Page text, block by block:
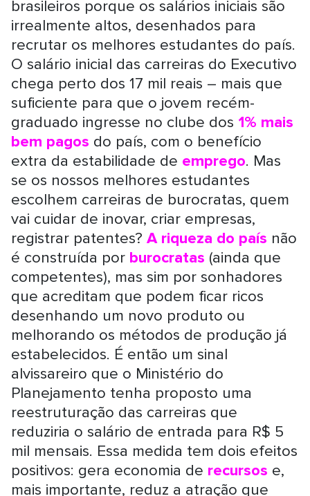
brasileiros porque os salários iniciais são
irrealmente altos, desenhados para
recrutar os melhores estudantes do país.
O salário inicial das carreiras do Executivo
chega perto dos 17 mil reais – mais que
suficiente para que o jovem recém-
graduado ingresse no clube dos 1% mais
bem pagos do país, com o benefício
extra da estabilidade de emprego. Mas
se os nossos melhores estudantes
escolhem carreiras de burocratas, quem
vai cuidar de inovar, criar empresas,
registrar patentes?A riqueza do país não
é construída por burocratas (ainda que
competentes), mas sim por sonhadores
que acreditam que podem ficar ricos
desenhando um novo produto ou
melhorando os métodos de produção já
estabelecidos. É então um sinal
alvissareiro que o Ministério do
Planejamento tenha proposto uma
reestruturação das carreiras que
reduziria o salário de entrada para R$ 5
mil mensais. Essa medida tem dois efeitos
positivos: gera economia de recursos e,
mais importante, reduz a atração que